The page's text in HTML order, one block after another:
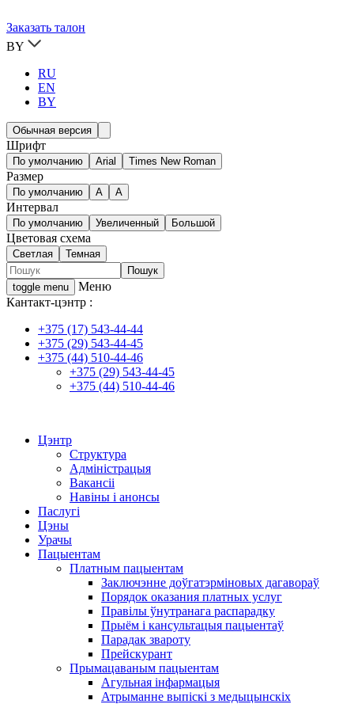
Заказать талон
BY
RU
EN
BY
Обычная версия
Шрифт
По умолчанию Arial Times New Roman
Размер
По умолчанию A A
Интервал
По умолчанию Увеличенный Большой
Цветовая схема
Светлая Темная
toggle menu
Меню
Кантакт-цэнтр :
+375 (17) 543-44-44
+375 (29) 543-44-45
+375 (44) 510-44-46
+375 (29) 543-44-45
+375 (44) 510-44-46
Цэнтр
Структура
Адміністрацыя
Вакансіі
Навіны і анонсы
Паслугі
Цэны
Урачы
Пацыентам
Платным пацыентам
Заключэнне доўгатэрміновых дагавораў
Порядок оказания платных услуг
Правілы ўнутранага распарадку
Прыём і кансультацыя пацыентаў
Парадак звароту
Прейскурант
Прымацаваным пацыентам
Агульная інфармацыя
Атрыманне выпіскі з медыцынскіх